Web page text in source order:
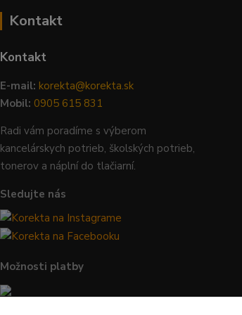
Kontakt
Kontakt
E-mail: korekta@korekta.sk
Mobil: 0905 615 831
Radi vám poradíme s výberom
kancelárskych potrieb, školských potrieb,
tonerov a náplní do tlačiarní.
Sledujte nás
Možnosti platby